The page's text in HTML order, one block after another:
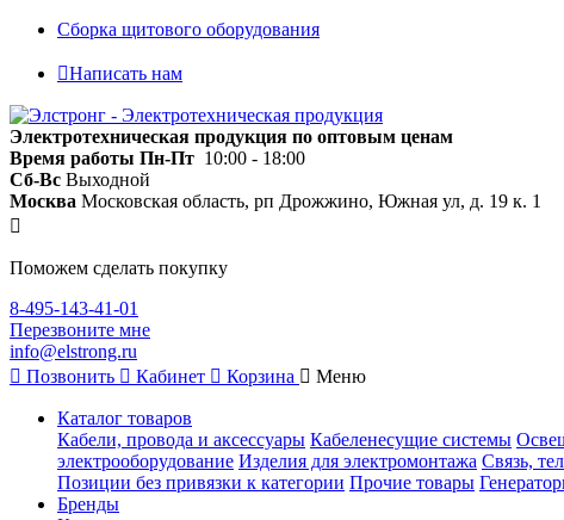
Сборка щитового оборудования
Написать нам
Электротехническая продукция по оптовым ценам
Время работы Пн-Пт 10:00 - 18:00
Сб-Вс Выходной
Москва Московская область, рп Дрожжино, Южная ул, д. 19 к. 1
Поможем сделать покупку
8-495-143-41-01
Перезвоните мне
info@elstrong.ru
Позвонить
Кабинет Корзина Меню
Каталог товаров
Кабели, провода и аксессуары Кабеленесущие системы
электрооборудование Изделия для электромонтажа Связь,
Позиции без привязки к категории Прочие товары
Бренды